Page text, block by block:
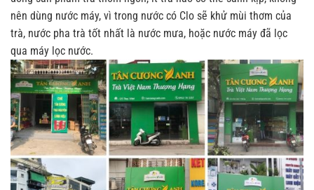
nên dùng nước máy, vì trong nước có Clo sẽ khử mùi thơm của
trà, nước pha trà tốt nhất là nước mưa, hoặc nước máy đã lọc
qua máy lọc nước.